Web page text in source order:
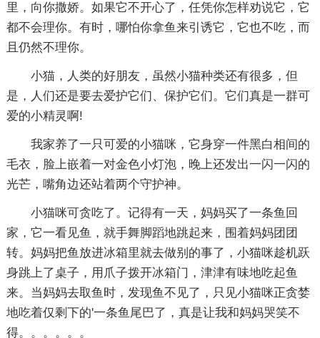
里，向你撒娇。如果它不开心了，任凭你怎样劝说它，它
都不会理你。有时，哪怕你拿鱼来引诱它，它也不吃，而
且仍然不理你。
小猫，人类的好朋友，虽然小猫种类还有很多，但
是，人们还是要去爱护它们、保护它们。它们真是一群可
爱的小精灵啊!
我家养了一只可爱的小猫咪，它身穿一件黑白相间的
毛衣，脸上嵌着一对金色小灯泡，晚上还发出一闪一闪的
光芒，嘴角边还站着两个守护神。
小猫咪可贪吃了。记得有一天，妈妈买了一条鱼回
家，它一看见鱼，就手舞脚蹈地跳起来，围着妈妈团团
转。妈妈把鱼放进冰箱里就去做别的事了，小猫咪趁机跃
身跳上了桌子，用爪子拨开冰箱门，津津有味地吃起鱼
来。当妈妈去取鱼时，发现鱼不见了，只见小猫咪正贪婪
地吃着仅剩下的'一条鱼尾巴了，真是让我和妈妈哭笑不
得。。。。。。